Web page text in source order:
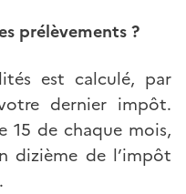
prélèvements ?
est calculé, par
dernier impôt.
15 de chaque mois,
dizième de l’impôt